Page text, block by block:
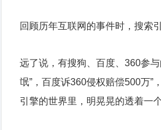
回顾历年互联网的事件时，搜索
远了说，有搜狗、百度、360参
氓”，百度诉360侵权赔偿500万”
引擎的世界里，明晃晃的透着一